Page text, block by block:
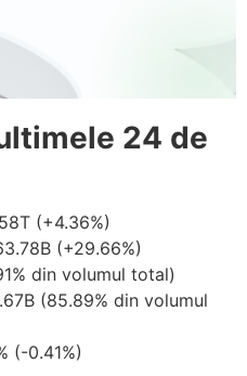
24 de
(+4.36%)
(+29.66%)
din volumul total)
(85.89% din volumul
(-0.41%)